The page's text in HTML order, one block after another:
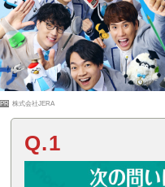
PR 株式会社JERA
Q.1